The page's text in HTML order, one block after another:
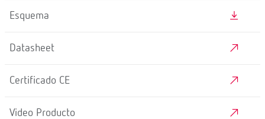
Esquema
Datasheet
Certificado CE
Video Producto